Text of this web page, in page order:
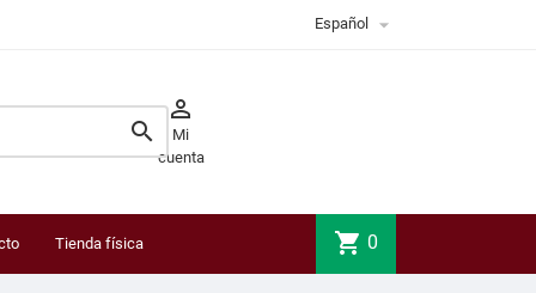
Español 


Mi
cuenta
Tienda física shopping_cart 0